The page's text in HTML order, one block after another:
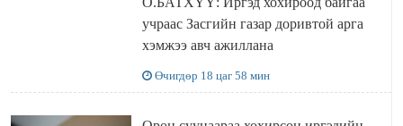
учраас Засгийн газар доривтой арга
хэмжээ авч ажиллана
Өчигдөр 18 цаг 58 мин